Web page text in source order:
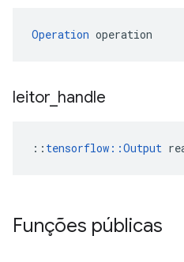
Operation operation
leitor handle
:: tensorflow::Output
Funções públicas